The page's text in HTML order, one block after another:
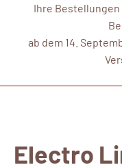
Ihre
ab dem 14.
Electro